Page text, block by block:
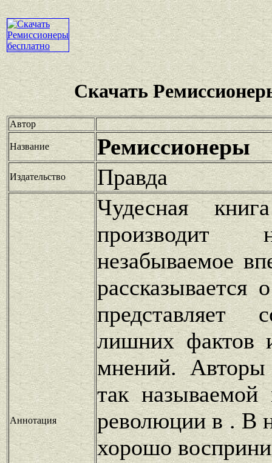
Скачать
Автор
Название Ремиссионеры
Издательство Правда
Аннотация
Чудесная
производит
незабываемое
представляет
лишних фактов
мнений. Авторы
так называемой
революции в . В
хорошо